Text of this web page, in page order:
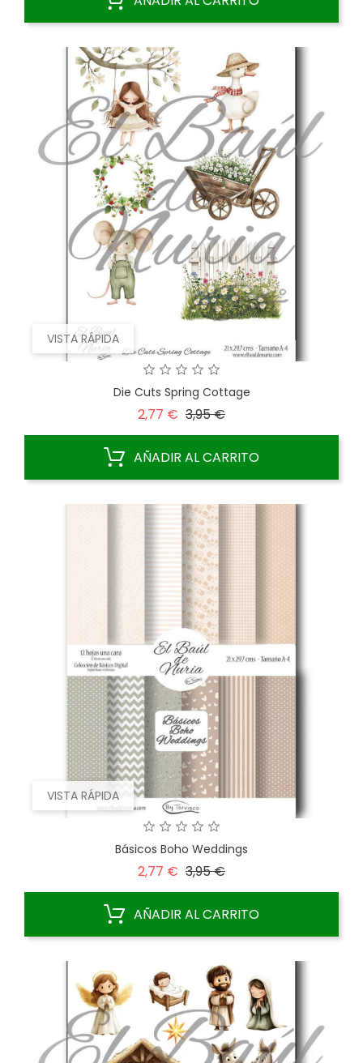
VISTA RÁPIDA
Die Cuts Spring Cottage
2,77 € Precio
3,95 €Precio
AÑADIR AL CARRITO
VISTA RÁPIDA
Básicos Boho Weddings
2,77 € Precio
3,95 €Precio
AÑADIR AL CARRITO